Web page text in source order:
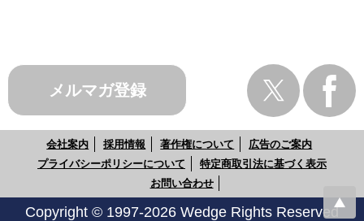
メルマガ登録
会社案内 採用情報 著作権について
広告のご案内
プライバシーポリシーについて
特定商取引法に基づく表示
お問い合わせ
Copyright © 1997-2026 Wedge Rights Reserved